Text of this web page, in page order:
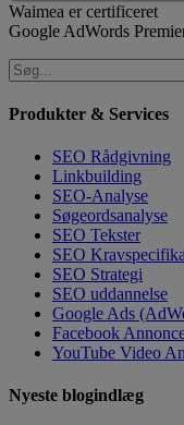
Waimea er certificeret
Google AdWords
Produkter & Services
SEO Rådgivning
Linkbuilding
SEO-Analyse
Søgeordsanalyse
SEO Tekster
SEO
SEO Strategi
SEO uddannelse
Google Ads
Facebook
YouTube Video
Nyeste blogindlæg